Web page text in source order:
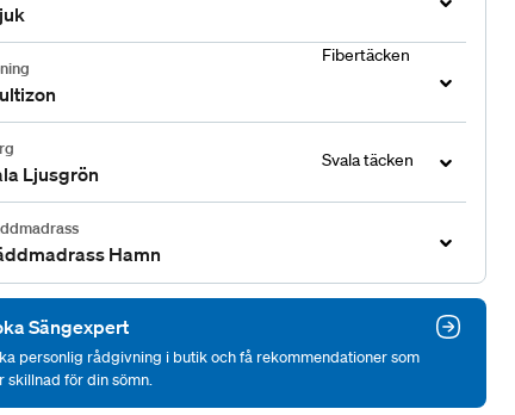
Fibertäcken
Svala täcken
Ljusgrön
Hamn
Sängexpert
personlig rådgivning i butik och få rekommendationer som
skillnad för din sömn.